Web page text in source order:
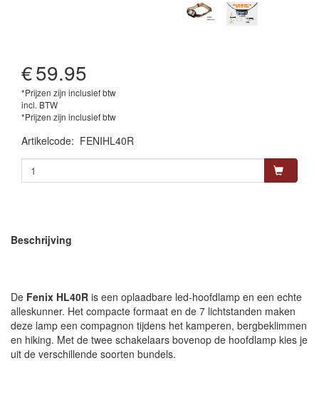
€59.95
*Prijzen zijn inclusief btw
incl. BTW
*Prijzen zijn inclusief btw
Artikelcode: FENIHL40R
Beschrijving
De Fenix HL40R is een oplaadbare led-hoofdlamp en een echte
alleskunner. Het compacte formaat en de 7 lichtstanden maken
deze lamp een compagnon tijdens het kamperen, bergbeklimmen
en hiking. Met de twee schakelaars bovenop de hoofdlamp kies je
uit de verschillende soorten bundels.